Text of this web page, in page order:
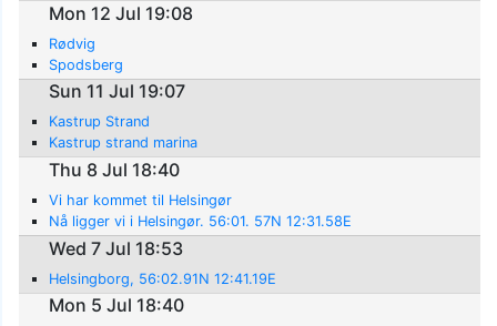
Mon 12 Jul 19:08
Rødvig
Spodsberg
Sun 11 Jul 19:07
Kastrup Strand
Kastrup strand marina
Thu 8 Jul 18:40
Vi har kommet til Helsingør
Nå ligger vi i Helsingør. 56:01. 57N 12:31.58E
Wed 7 Jul 18:53
Helsingborg, 56:02.91N 12:41.19E
Mon 5 Jul 18:40